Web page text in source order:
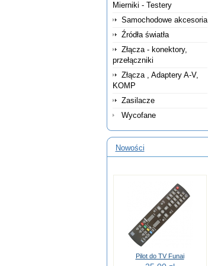
Mierniki - Testery
Samochodowe akcesoria
Źródła światła
Złącza - konektory,
przełączniki
Złącza , Adaptery A-V,
KOMP
Zasilacze
Wycofane
Nowości
Pilot do TV Funai